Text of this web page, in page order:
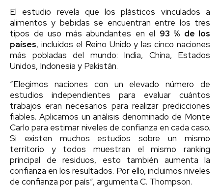
El estudio revela que los plásticos vinculados a
alimentos y bebidas se encuentran entre los tres
tipos de uso más abundantes en el 93 % de los
países, incluidos el Reino Unido y las cinco naciones
más pobladas del mundo: India, China, Estados
Unidos, Indonesia y Pakistán.
“Elegimos naciones con un elevado número de
estudios independientes para evaluar cuántos
trabajos eran necesarios para realizar predicciones
fiables. Aplicamos un análisis denominado de Monte
Carlo para estimar niveles de confianza en cada caso.
Si existen muchos estudios sobre un mismo
territorio y todos muestran el mismo ranking
principal de residuos, esto también aumenta la
confianza en los resultados. Por ello, incluimos niveles
de confianza por país”, argumenta C. Thompson.